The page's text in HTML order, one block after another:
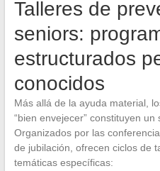
Talleres de
seniors:
estructurados
conocidos
Más allá de la ayuda material,
“bien envejecer” constituyen un
Organizados por las
de jubilación, ofrecen ciclos de
temáticas específicas: